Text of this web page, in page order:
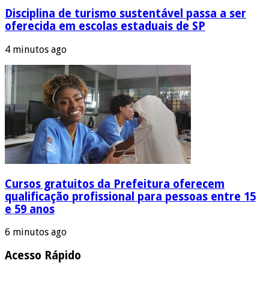
Disciplina de turismo sustentável passa a ser
oferecida em escolas estaduais de SP
4 minutos ago
Cursos gratuitos da Prefeitura oferecem
qualificação profissional para pessoas entre 15
e 59 anos
6 minutos ago
Acesso Rápido